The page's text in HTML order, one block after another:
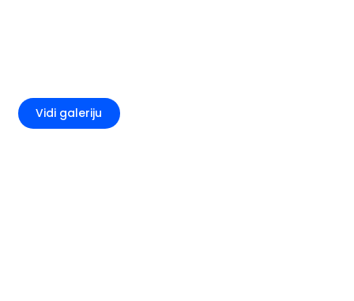
Vidi galeriju